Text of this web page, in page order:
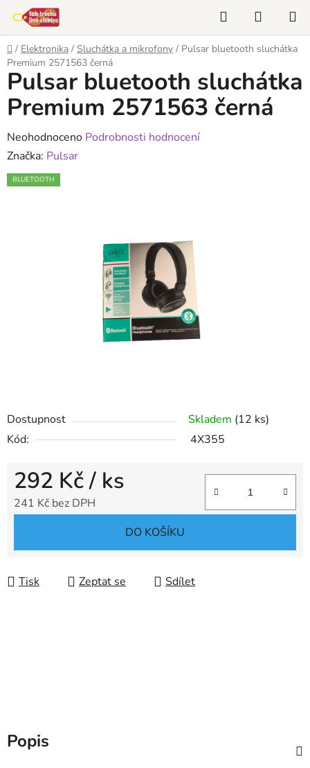
obsah
Hledat
KOŠÍK
Domů
/ Elektronika / Sluchátka a mikrofony / Pulsar bluetooth sluchátka
Premium 2571563 černá
Dostupnost Skladem (12 ks)
Kód:
4X355
292 Kč/ ks
241 Kč bez DPH
DO KOŠÍKU
Tisk Zeptat se Sdílet
Pulsar bluetooth sluchátka
Premium 2571563 černá
Průměrné
hodnocení
produktu
Neohodnoceno Podrobnosti hodnocení
Značka: Pulsar
BLUETOOTH
Popis